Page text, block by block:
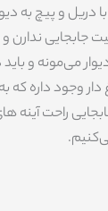
دریل و پیچ به
جابجایی ندارن
می‌مونه و
دار وجود داره که
راحت آینه